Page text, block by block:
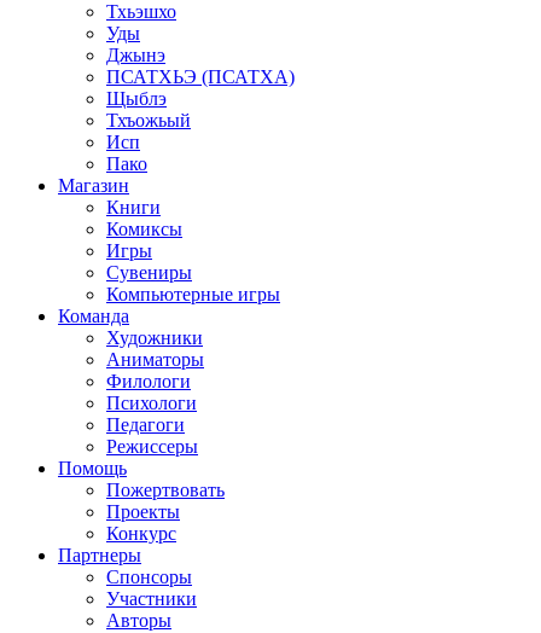
Тхьэшхо
Уды
Джынэ
ПСАТХЬЭ (ПСАТХА)
Щыблэ
Тхъожьый
Исп
Пако
Магазин
Книги
Комиксы
Игры
Сувениры
Компьютерные игры
Команда
Художники
Аниматоры
Филологи
Психологи
Педагоги
Режиссеры
Помощь
Пожертвовать
Проекты
Конкурс
Партнеры
Спонсоры
Участники
Авторы